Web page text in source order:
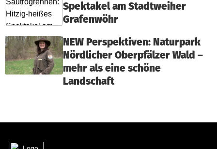
Spektakel am Stadtweiher
Grafenwöhr
NEW Perspektiven: Naturpark
Nördlicher Oberpfälzer Wald –
mehr als eine schöne
Landschaft